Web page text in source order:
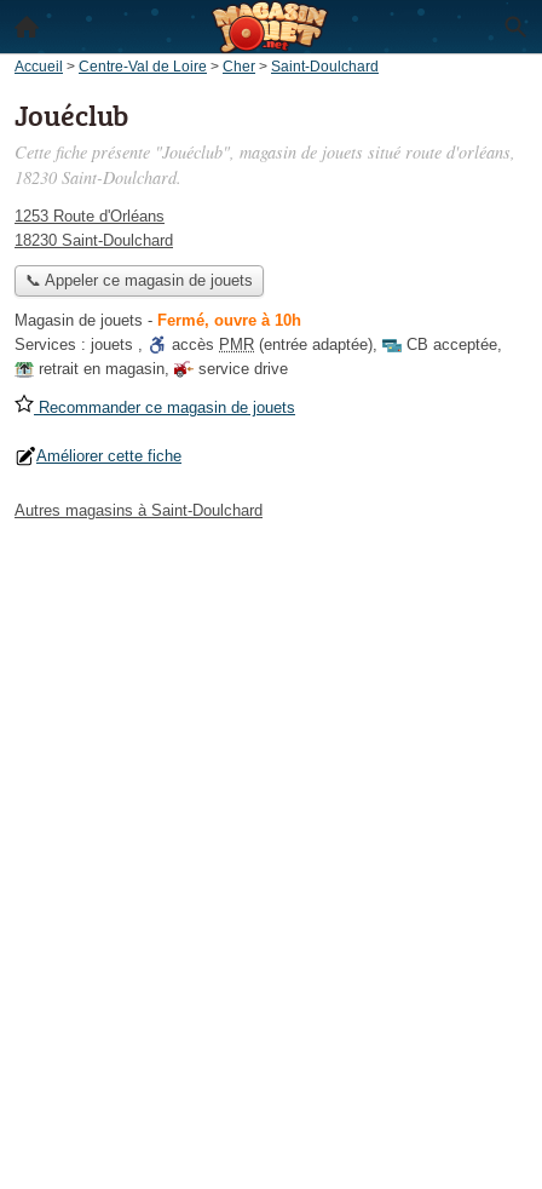
Accueil > Centre-Val de Loire > Cher > Saint-Doulchard
Jouéclub
Cette fiche présente "Jouéclub", magasin de jouets situé route d'orléans,
18230 Saint-Doulchard.
1253 Route d'Orléans
18230 Saint-Doulchard
📞 Appeler ce magasin de jouets
Magasin de jouets - Fermé, ouvre à 10h
Services : jouets , accès PMR (entrée adaptée), CB acceptée,
retrait en magasin, service drive
Recommander ce magasin de jouets
Améliorer cette fiche
Autres magasins à Saint-Doulchard